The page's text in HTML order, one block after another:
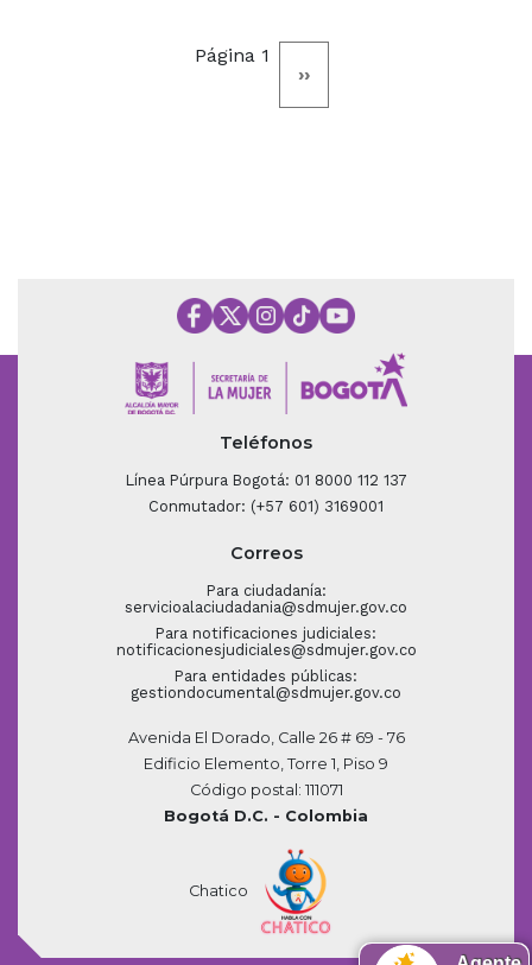
Página 1
Siguiente
página
››
Teléfonos
Línea Púrpura Bogotá: 01 8000 112 137
Conmutador: (+57 601) 3169001
Correos
Para ciudadanía:
servicioalaciudadania@sdmujer.gov.co
Para notificaciones judiciales:
notificacionesjudiciales@sdmujer.gov.co
Para entidades públicas:
gestiondocumental@sdmujer.gov.co
Avenida El Dorado, Calle 26 # 69 - 76
Edificio Elemento, Torre 1, Piso 9
Código postal: 111071
Bogotá D.C. - Colombia
Chatico